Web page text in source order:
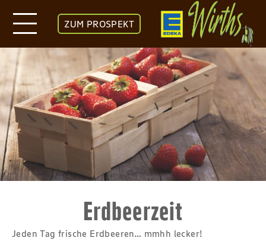
ZUM PROSPEKT
Erdbeerzeit
Jeden Tag frische Erdbeeren… mmhh lecker!